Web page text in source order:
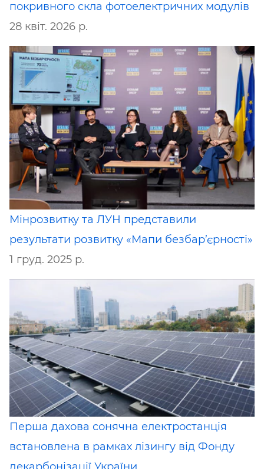
покривного скла фотоелектричних модулів
28 квіт. 2026 р.
Мінрозвитку та ЛУН представили
результати розвитку «Мапи безбар’єрності»
1 груд. 2025 р.
Перша дахова сонячна електростанція
встановлена в рамках лізингу від Фонду